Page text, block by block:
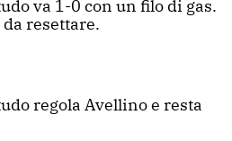
va 1-0 con un filo di gas.
resettare.
regola Avellino e resta